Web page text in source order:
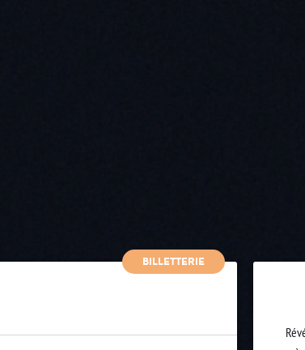
BILLETTERIE